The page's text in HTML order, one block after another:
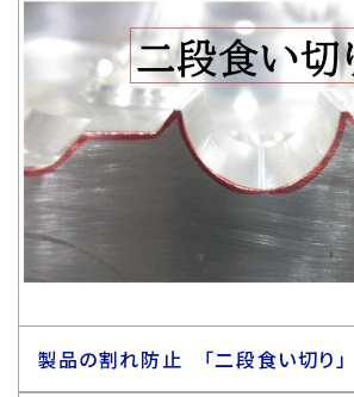
製品の割れ防止 「二段食い切り」